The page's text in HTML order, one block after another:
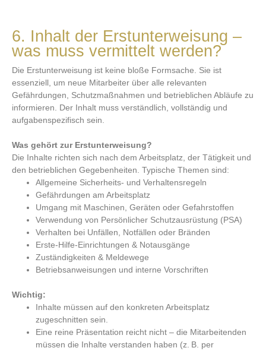
6. Inhalt der Erstunterweisung –
was muss vermittelt werden?
Die Erstunterweisung ist keine bloße Formsache. Sie ist
essenziell, um neue Mitarbeiter über alle relevanten
Gefährdungen, Schutzmaßnahmen und betrieblichen Abläufe zu
informieren. Der Inhalt muss verständlich, vollständig und
aufgabenspezifisch sein.
Was gehört zur Erstunterweisung?
Die Inhalte richten sich nach dem Arbeitsplatz, der Tätigkeit und
den betrieblichen Gegebenheiten. Typische Themen sind:
Allgemeine Sicherheits- und Verhaltensregeln
Gefährdungen am Arbeitsplatz
Umgang mit Maschinen, Geräten oder Gefahrstoffen
Verwendung von Persönlicher Schutzausrüstung (PSA)
Verhalten bei Unfällen, Notfällen oder Bränden
Erste-Hilfe-Einrichtungen & Notausgänge
Zuständigkeiten & Meldewege
Betriebsanweisungen und interne Vorschriften
Wichtig:
Inhalte müssen auf den konkreten Arbeitsplatz
zugeschnitten sein.
Eine reine Präsentation reicht nicht – die Mitarbeitenden
müssen die Inhalte verstanden haben (z. B. per